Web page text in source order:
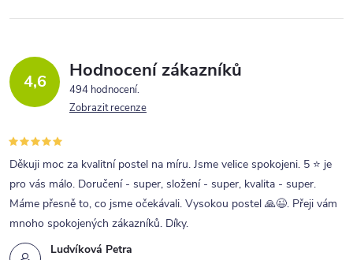
4,6 Hodnocení zákazníků
494 hodnocení
Zobrazit recenze
Ludvíková Petra
Děkuji moc za kvalitní postel na míru. Jsme velice spokojeni. 5 ⭐ je
pro vás málo. Doručení - super, složení - super, kvalita - super.
Máme přesně to, co jsme očekávali. Vysokou postel 🙏😉. Přeji vám
mnoho spokojených zákazníků. Díky.